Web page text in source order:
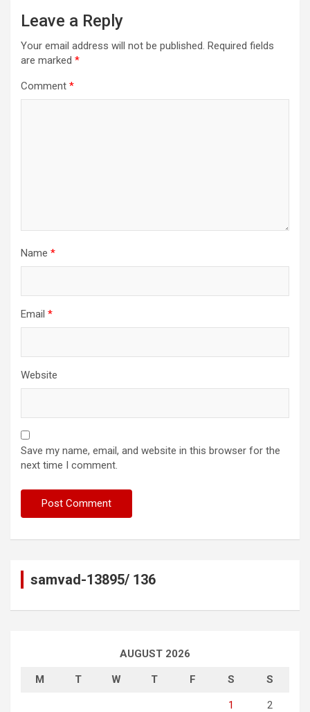
Leave a Reply
Your email address will not be published. Required fields
are marked *
Comment *
Name *
Email *
Website
Save my name, email, and website in this browser for the
next time I comment.
samvad-13895/ 136
AUGUST 2026
M T W T F S S
1 2